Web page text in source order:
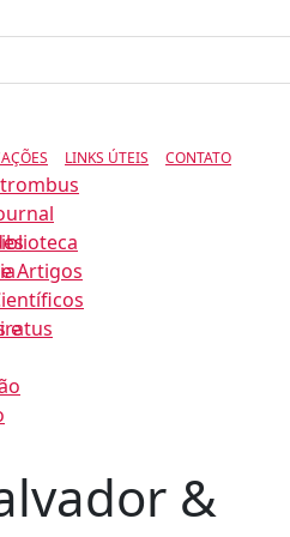
e
Artigos
LINKS ÚTEIS CONTATO
&